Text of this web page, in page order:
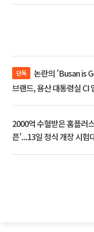
단독
브랜드, 용산 대통령실 CI
2000억 수혈받은 홈플러
픈’...13일 정식 개장 시험